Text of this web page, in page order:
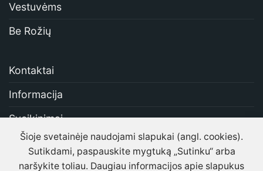
Vestuvėms
Be Rožių
Kontaktai
Informacija
Sveikinimai
Apie mus
Gėlių pristatymas Vilniuje
Šioje svetainėje naudojami slapukai (angl. cookies).
Sutikdami, paspauskite mygtuką „Sutinku“ arba
naršykite toliau. Daugiau informacijos apie slapukus